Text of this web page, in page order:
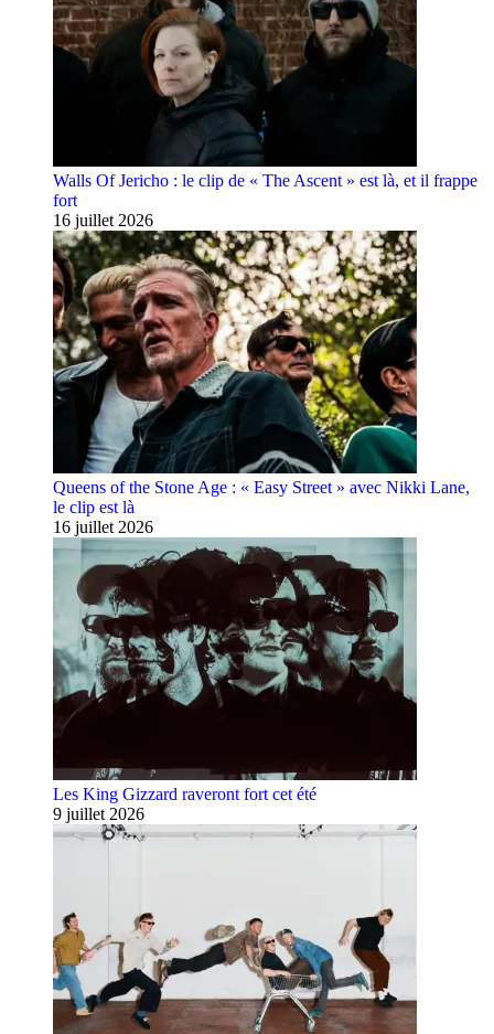
Walls Of Jericho : le clip de « The Ascent » est là, et il frappe
fort
16 juillet 2026
Queens of the Stone Age : « Easy Street » avec Nikki Lane,
le clip est là
16 juillet 2026
Les King Gizzard raveront fort cet été
9 juillet 2026